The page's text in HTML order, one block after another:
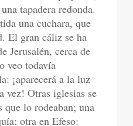
tapadera redonda.
una cuchara, que
El gran cáliz se ha
Jerusalén, cerca de
veo todavía
¡aparecerá a la luz
vez! Otras iglesias se
que lo rodeaban; una
otra en Efeso: